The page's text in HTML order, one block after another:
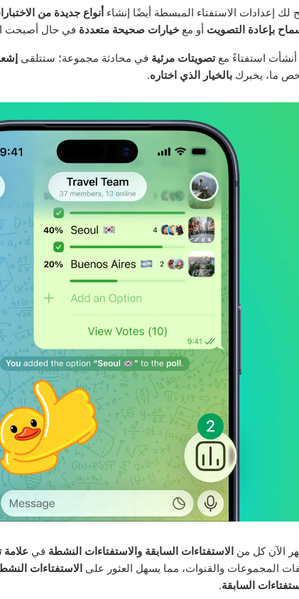
لك إعدادات الاستفتاء المبسطة أيضًا إنشاء أنواع جديدة من
بإعادة التصويت أو مع خيارات صحيحة متعددة في حال أصبحت
أنشأت استفتاءً معتصويتات مرئية في محادثة مجموعة؛ ستتلقى
ما، يخبرك بالخيار الذي اختاره.
الآن كل من الاستفتاءات السابقة والاستفتاءات النشطة في
المجموعات والقنوات، مما يسهل العثور على الاستفتاءات
السابقة.